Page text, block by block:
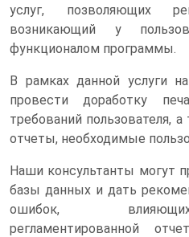
услуг, позволяющих
возникающий у
функционалом программы.
В рамках данной услуги
провести доработку
требований пользователя,
отчеты, необходимые
Наши консультанты могут
базы данных и дать
ошибок,
регламентированной